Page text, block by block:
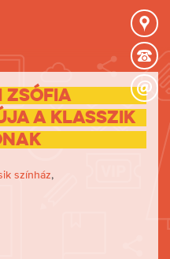
Zsófia
a Klasszik
színház,